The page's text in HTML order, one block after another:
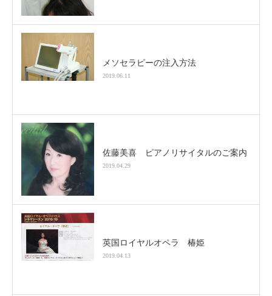
メソセラピーの注入方法
2019.06.11
佐藤美喜 ピアノリサイタルのご案内
2019.04.29
英国ロイヤルオペラ 椿姫
2019.04.13